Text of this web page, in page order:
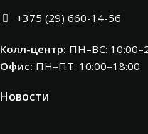
+375 (29) 660-14-56
Колл-центр: ПН–ВС:
Офис: ПН–ПТ: 10:00–18:00
Новости